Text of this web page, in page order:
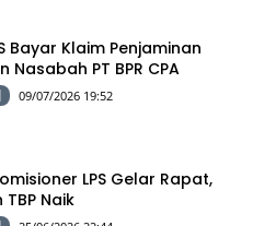
Bayar Klaim Penjaminan
Nasabah PT BPR CPA
09/07/2026 19:52
LPS Gelar Rapat,
Naik